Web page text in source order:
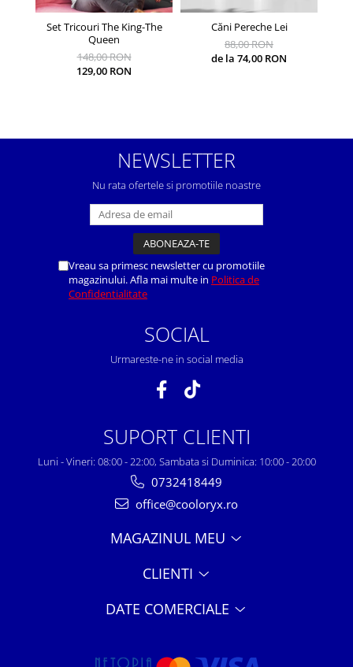
Set Tricouri The King-The
Queen
148,00 RON
129,00 RON
Căni Pereche Lei
88,00 RON
de la 74,00 RON
NEWSLETTER
Nu rata ofertele si promotiile noastre
Vreau sa primesc newsletter cu promotiile
magazinului. Afla mai multe in Politica de
Confidentialitate
SOCIAL
Urmareste-ne in social media
SUPORT CLIENTI
Luni - Vineri: 08:00 - 22:00, Sambata si Duminica: 10:00 - 20:00
0732418449
office@cooloryx.ro
MAGAZINUL MEU
CLIENTI
DATE COMERCIALE